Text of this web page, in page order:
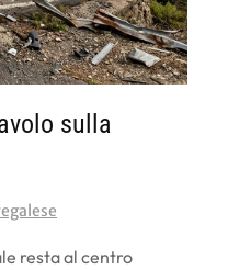
sulla
resta al centro